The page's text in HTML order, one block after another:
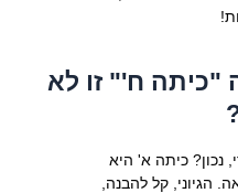
"כיתה ח'" זו לא
נכון? כיתה א' היא
הגיוני, קל להבנה,